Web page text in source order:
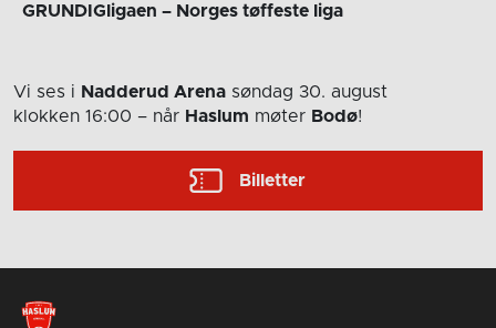
GRUNDIGligaen – Norges tøffeste liga
Vi ses i Nadderud Arena søndag 30. august
klokken 16:00 – når Haslum møter Bodø!
Billetter